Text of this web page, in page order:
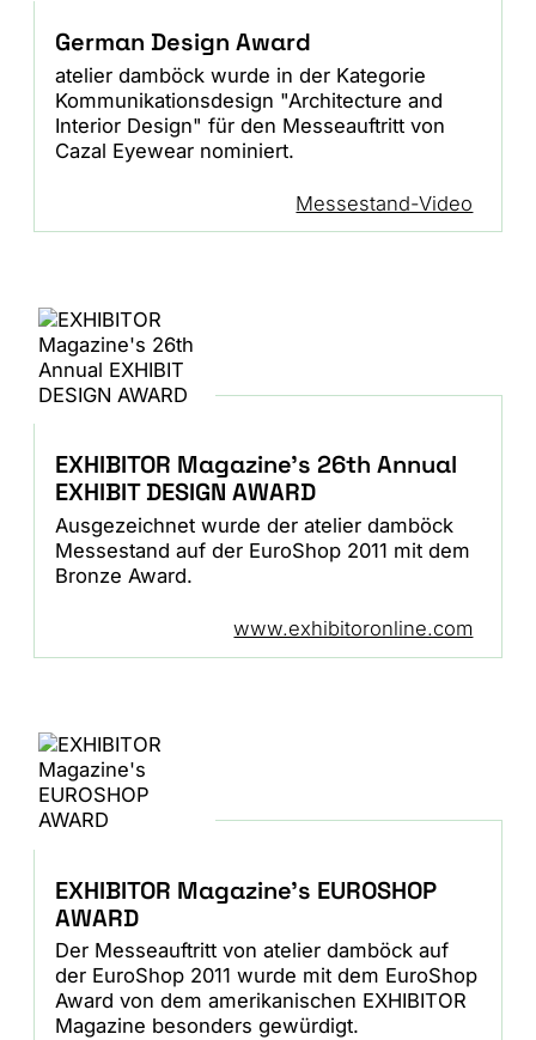
German Design Award
atelier damböck wurde in der Kategorie
Kommunikationsdesign "Architecture and
Interior Design" für den Messeauftritt von
Cazal Eyewear nominiert.
Messestand-Video
EXHIBITOR Magazine's 26th Annual
EXHIBIT DESIGN AWARD
Ausgezeichnet wurde der atelier damböck
Messestand auf der EuroShop 2011 mit dem
Bronze Award.
www.exhibitoronline.com
EXHIBITOR Magazine's EUROSHOP
AWARD
Der Messeauftritt von atelier damböck auf
der EuroShop 2011 wurde mit dem EuroShop
Award von dem amerikanischen EXHIBITOR
Magazine besonders gewürdigt.